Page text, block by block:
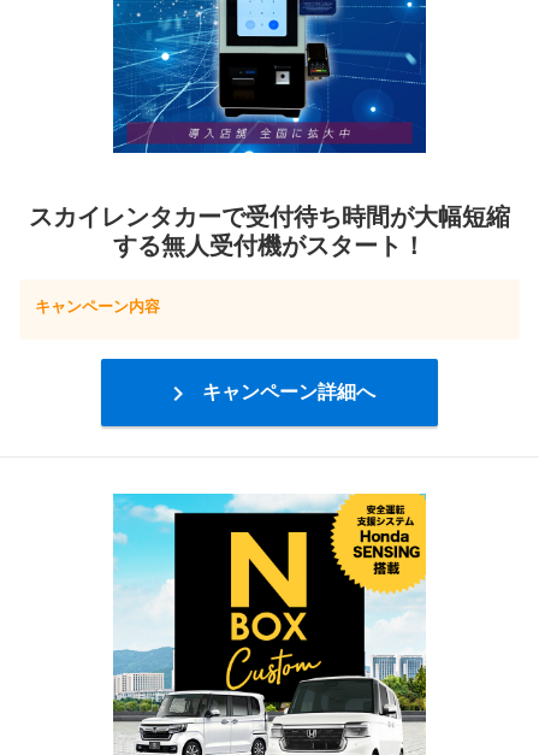
スカイレンタカーで受付待ち時間が大幅短縮
する無人受付機がスタート！
キャンペーン内容
 キャンペーン詳細へ